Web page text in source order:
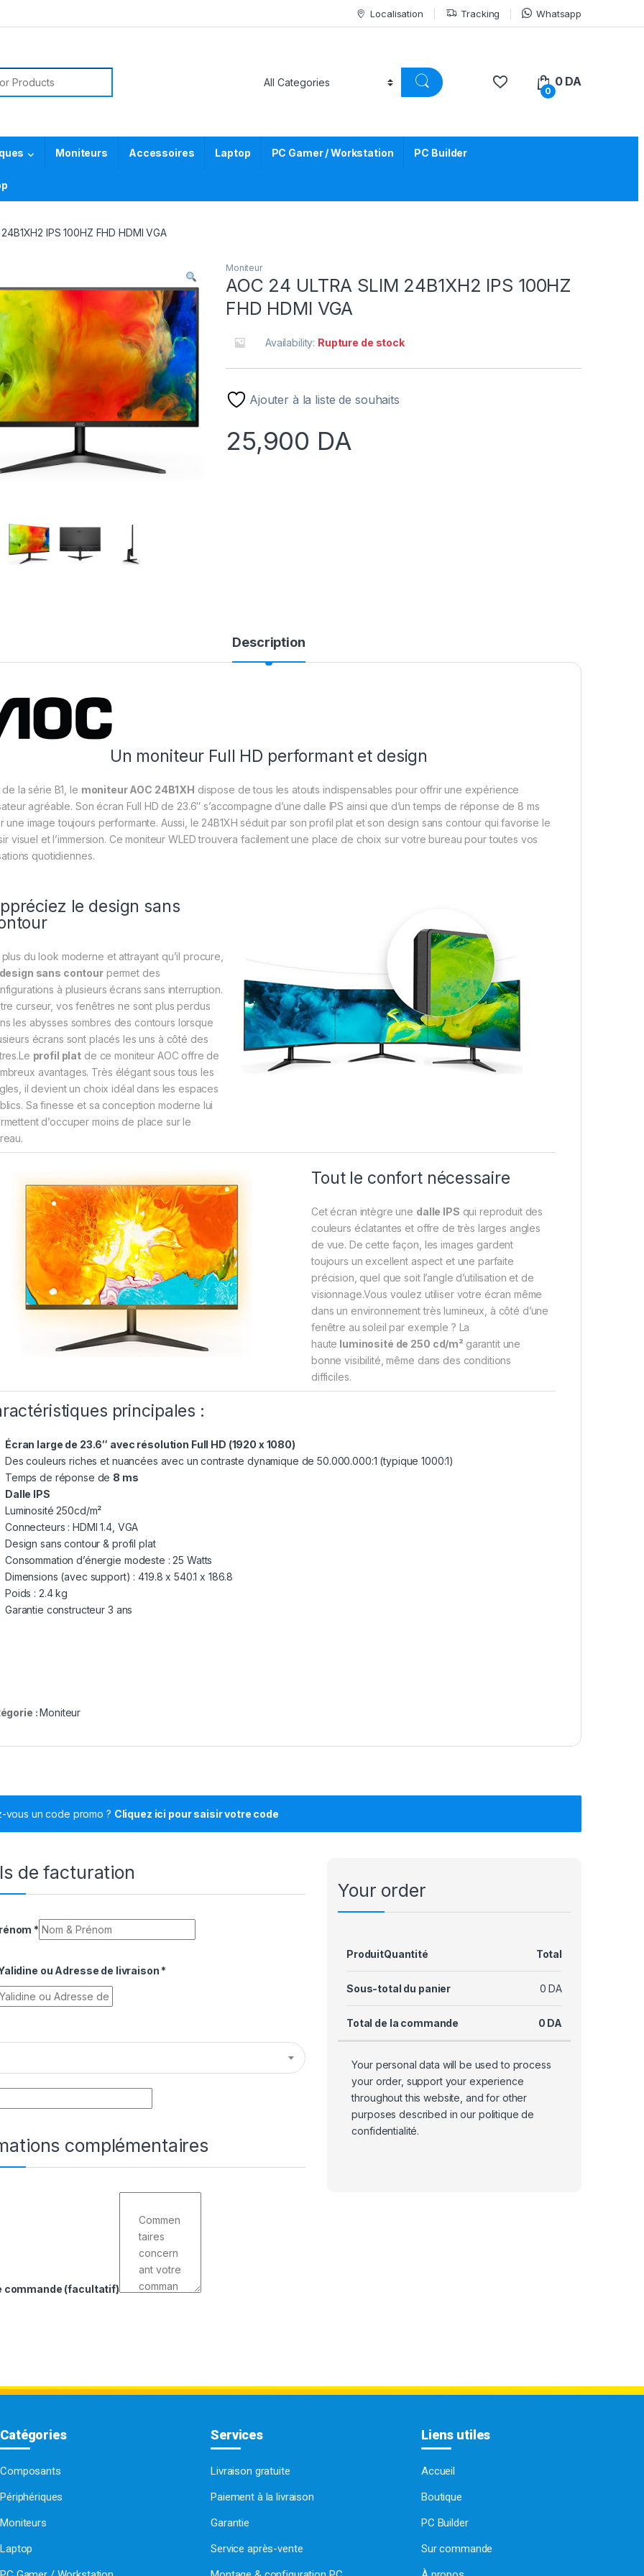
Localisation Tracking Whatsapp
0
0DA
Moniteurs Accessoires Laptop PC Gamer / Workstation PC Builder
IPS 100HZ FHD HDMI VGA
Moniteur
AOC 24 ULTRA SLIM 24B1XH2 IPS 100HZ
FHD HDMI VGA
Availability: Rupture de stock
Ajouter à la liste de souhaits
25,900 DA
Description
Un moniteur Full HD performant et design
de la série B1, le moniteur AOC 24B1XH dispose de tous les atouts indispensables pour offrir une expérience
agréable. Son écran Full HD de 23.6″ s’accompagne d’une dalle IPS ainsi que d’un temps de réponse de 8 ms
une image toujours performante. Aussi, le 24B1XH séduit par son profil plat et son design sans contour qui favorise le
visuel et l’immersion. Ce moniteur WLED trouvera facilement une place de choix sur votre bureau pour toutes vos
quotidiennes.
le design sans
plus du look moderne et attrayant qu’il procure,
sans contourpermet des
à plusieurs écrans sans interruption.
curseur, vos fenêtres ne sont plus perdus
les abysses sombres des contours lorsque
écrans sont placés les uns à côté des
profil plat de ce moniteur AOC offre de
avantages. Très élégant sous tous les
il devient un choix idéal dans les espaces
Sa finesse et sa conception moderne lui
d’occuper moins de place sur le
Tout le confort nécessaire
Cet écran intègre une dalle IPS qui reproduit des
couleurs éclatantes et offre de très larges angles
de vue. De cette façon, les images gardent
toujours un excellent aspect et une parfaite
précision, quel que soit l’angle d’utilisation et de
visionnage.Vous voulez utiliser votre écran même
dans un environnement très lumineux, à côté d’une
fenêtre au soleil par exemple ? La
haute luminosité de 250 cd/m² garantit une
bonne visibilité, même dans des conditions
difficiles.
principales :
Écran large de 23.6″ avec résolution Full HD (1920 x 1080)
Des couleurs riches et nuancées avec un contraste dynamique de 50.000.000:1 (typique 1000:1)
Temps de réponse de 8 ms
Dalle IPS
Luminosité 250cd/m²
Connecteurs : HDMI 1.4, VGA
Design sans contour & profil plat
Consommation d’énergie modeste : 25 Watts
Dimensions (avec support) : 419.8 x 540.1 x 186.8
Poids : 2.4 kg
Garantie constructeur 3 ans
:Moniteur
vous un code promo ? Cliquez ici pour saisir votre code
de facturation
*
ou Adresse de livraison *
complémentaires
commande (facultatif)
Your order
ProduitQuantité Total
Sous-total du panier 0 DA
Total de la commande 0 DA
Your personal data will be used to process
your order, support your experience
throughout this website, and for other
purposes described in our politique de
confidentialité.
Catégories
Composants
Périphériques
Moniteurs
Laptop
Services
Livraison gratuite
Paiement à la livraison
Garantie
Service après-vente
Liens utiles
Accueil
Boutique
PC Builder
Sur commande